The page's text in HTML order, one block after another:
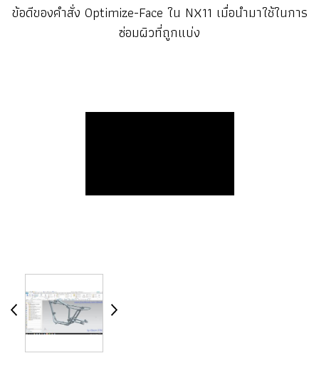
ข้อดีของคำสั่ง Optimize-Face ใน NX11 เมื่อนำมาใช้ในการ
ซ่อมผิวที่ถูกแบ่ง